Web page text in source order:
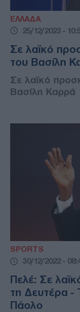
ΕΛΛΑΔΑ
25/12/2023 -
Σε λαϊκό
του Βασίλη
Σε λαϊκό
Βασίλη Καρρά
SPORTS
30/12/2022 -
Πελέ: Σε
τη Δευτέρα -
Πάολο